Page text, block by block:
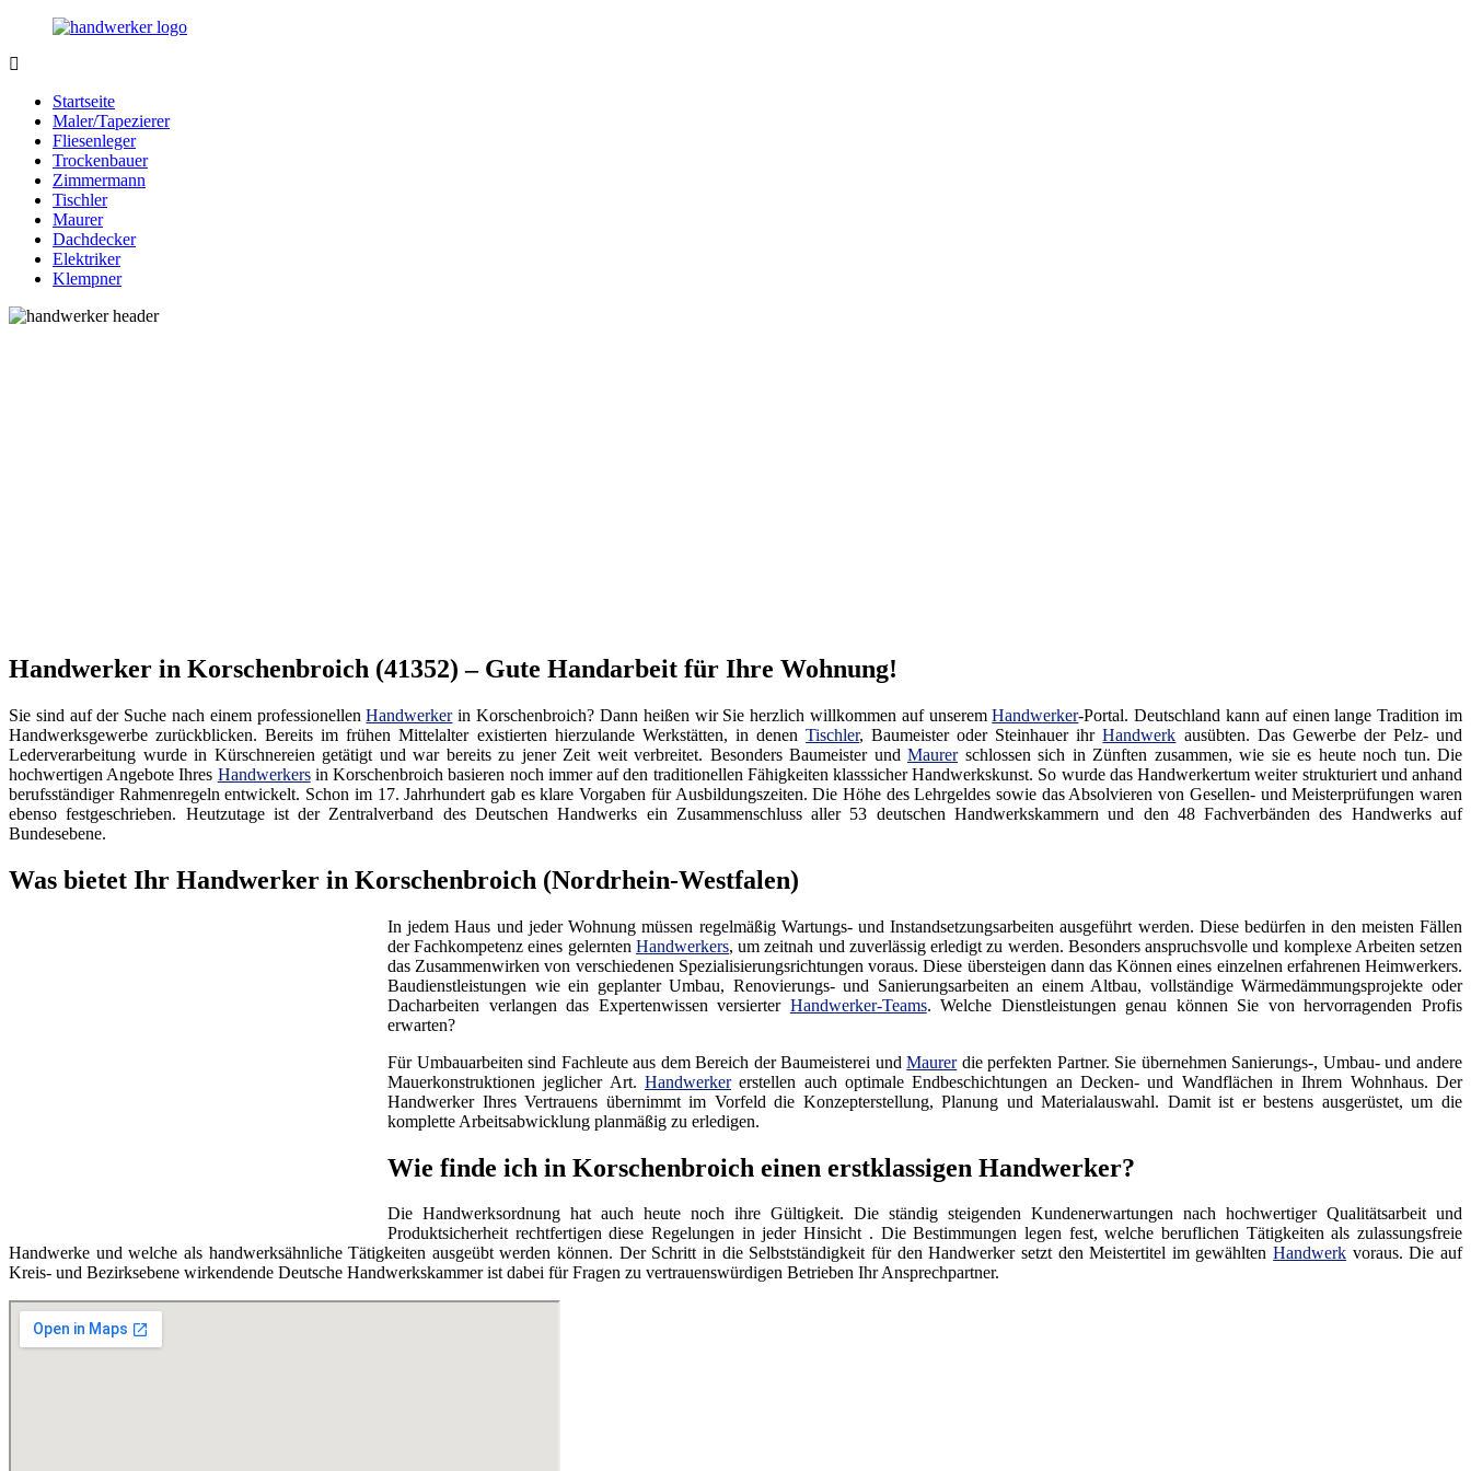
Zurück
Inhalt
Handwerker.de
Ihrer
Nähe
Startseite
Maler/Tapezierer
Fliesenleger
Trockenbauer
Zimmermann
Tischler
Maurer
Dachdecker
Elektriker
Klempner
Handwerker in Korschenbroich (41352) – Gute Handarbeit für Ihre Wohnung!
Sie sind auf der Suche nach einem professionellenHandwerkerin Korschenbroich? Dann heißen wir Sie herzlich willkommen auf unseremHandwerker-Portal. Deutschland kann auf einen lange Tradition im
Handwerksgewerbe zurückblicken. Bereits im frühen Mittelalter existierten hierzulande Werkstätten, in denen Tischler, Baumeister oder Steinhauer ihrHandwerk ausübten. Das Gewerbe der Pelz- und
Lederverarbeitung wurde in Kürschnereien getätigt und war bereits zu jener Zeit weit verbreitet. Besonders Baumeister und Maurerschlossen sich in Zünften zusammen, wie sie es heute noch tun. Die
hochwertigen Angebote Ihres Handwerkersin Korschenbroich basieren noch immer auf den traditionellen Fähigkeiten klasssicher Handwerkskunst. So wurde das Handwerkertum weiter strukturiert und anhand
berufsständiger Rahmenregeln entwickelt. Schon im 17. Jahrhundert gab es klare Vorgaben für Ausbildungszeiten. Die Höhe des Lehrgeldes sowie das Absolvieren von Gesellen- und Meisterprüfungen waren
ebenso festgeschrieben. Heutzutage ist der Zentralverband des Deutschen Handwerks ein Zusammenschluss aller 53 deutschen Handwerkskammern und den 48 Fachverbänden des Handwerks auf
Bundesebene.
Was bietet Ihr Handwerker in Korschenbroich (Nordrhein-Westfalen)
In jedem Haus und jeder Wohnung müssen regelmäßig Wartungs- und Instandsetzungsarbeiten ausgeführt werden. Diese bedürfen in den meisten Fällen
der Fachkompetenz eines gelernten Handwerkers, um zeitnah und zuverlässig erledigt zu werden. Besonders anspruchsvolle und komplexe Arbeiten setzen
das Zusammenwirken von verschiedenen Spezialisierungsrichtungen voraus. Diese übersteigen dann das Können eines einzelnen erfahrenen Heimwerkers.
Baudienstleistungen wie ein geplanter Umbau, Renovierungs- und Sanierungsarbeiten an einem Altbau, vollständige Wärmedämmungsprojekte oder
Dacharbeiten verlangen das Expertenwissen versierter Handwerker-Teams. Welche Dienstleistungen genau können Sie von hervorragenden Profis
erwarten?
Für Umbauarbeiten sind Fachleute aus dem Bereich der Baumeisterei undMaurerdie perfekten Partner. Sie übernehmen Sanierungs-, Umbau- und andere
Mauerkonstruktionen jeglicher Art. Handwerkererstellen auch optimale Endbeschichtungen an Decken- und Wandflächen in Ihrem Wohnhaus. Der
Handwerker Ihres Vertrauens übernimmt im Vorfeld die Konzepterstellung, Planung und Materialauswahl. Damit ist er bestens ausgerüstet, um die
komplette Arbeitsabwicklung planmäßig zu erledigen.
Wie finde ich in Korschenbroich einen erstklassigen Handwerker?
Die Handwerksordnung hat auch heute noch ihre Gültigkeit. Die ständig steigenden Kundenerwartungen nach hochwertiger Qualitätsarbeit und
Produktsicherheit rechtfertigen diese Regelungen in jeder Hinsicht . Die Bestimmungen legen fest, welche beruflichen Tätigkeiten als zulassungsfreie
Handwerke und welche als handwerksähnliche Tätigkeiten ausgeübt werden können. Der Schritt in die Selbstständigkeit für den Handwerker setzt den Meistertitel im gewähltenHandwerk voraus. Die auf
Kreis- und Bezirksebene wirkendende Deutsche Handwerkskammer ist dabei für Fragen zu vertrauenswürdigen Betrieben Ihr Ansprechpartner.